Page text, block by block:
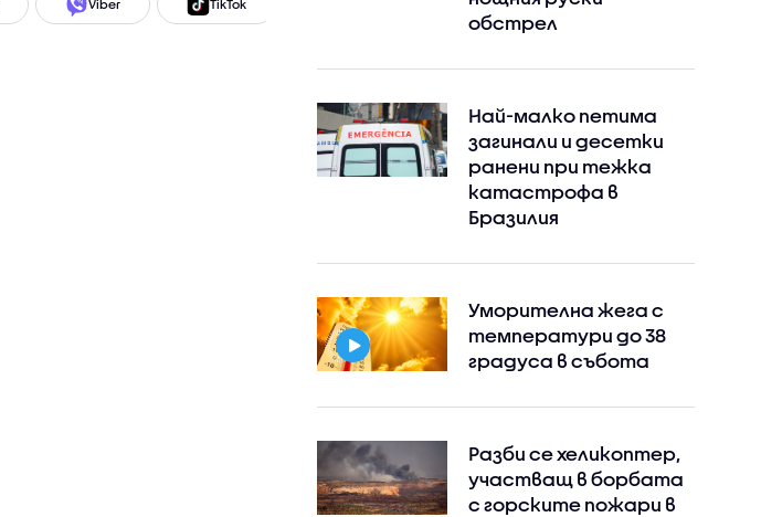
Viber TikTok Facebook
обстрел
Най-малко петима
загинали и десетки
ранени при тежка
катастрофа в
Бразилия
Уморителна жега с
температури до 38
градуса в събота
Разби се хеликоптер,
участващ в борбата
с горските пожари в